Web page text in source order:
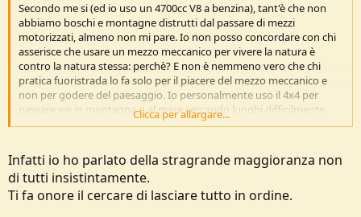
Secondo me si (ed io uso un 4700cc V8 a benzina), tant'è che non
abbiamo boschi e montagne distrutti dal passare di mezzi
motorizzati, almeno non mi pare. Io non posso concordare con chi
asserisce che usare un mezzo meccanico per vivere la natura è
contro la natura stessa: perchè? E non è nemmeno vero che chi
pratica fuoristrada lo fa solo per il piacere del mezzo meccanico e
non per godere del paesaggio. Io personalmente uso il 4x4 per
passare we in montagna o al mare cercando luoghi difficilmente
raggiungibili dove bivaccare, accendere il fuoco e gustarmi un bel
tecnico dell'escursione, quindi prediligo tracciati di media difficoltà
rispetto alle semplici starde bianche, ma nel frattempo amo
godermi il panorama, cucinare sotto le stelle e stare ore a
chiacchierare in torno al fuoco bevendo birra ghiacciata. Il giorno
Clicca per allargare...
Infatti io ho parlato della stragrande maggioranza non
di tutti insistintamente.
Ti fa onore il cercare di lasciare tutto in ordine.